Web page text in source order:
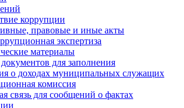
коррупции
правовые и иные акты
экспертиза
материалы
для заполнения
о доходах муниципальных служащих
комиссия
связь для сообщений о фактах